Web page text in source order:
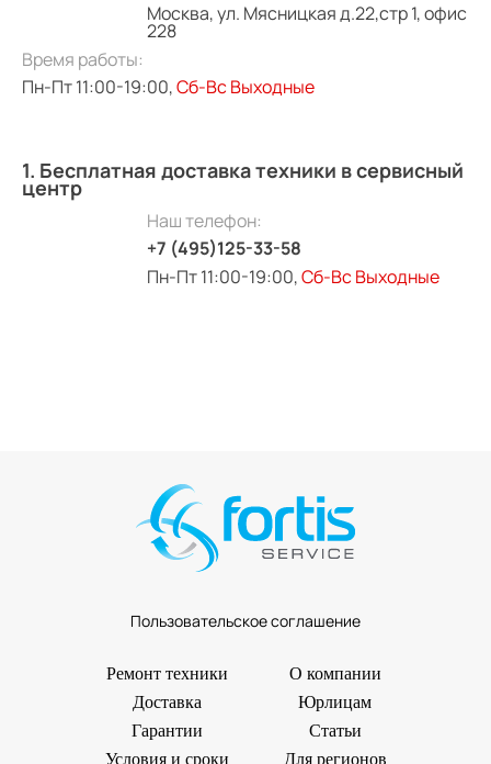
Москва, ул. Мясницкая д.22,стр 1, офис
228
Время работы:
Пн-Пт 11:00-19:00,Сб-Вс Выходные
1. Бесплатная доставка техники в сервисный
центр
Наш телефон:
+7 (495)125-33-58
Пн-Пт 11:00-19:00,Сб-Вс Выходные
Пользовательское соглашение
Ремонт техники
Доставка
Гарантии
Условия и сроки
О компании
Юрлицам
Статьи
Для регионов